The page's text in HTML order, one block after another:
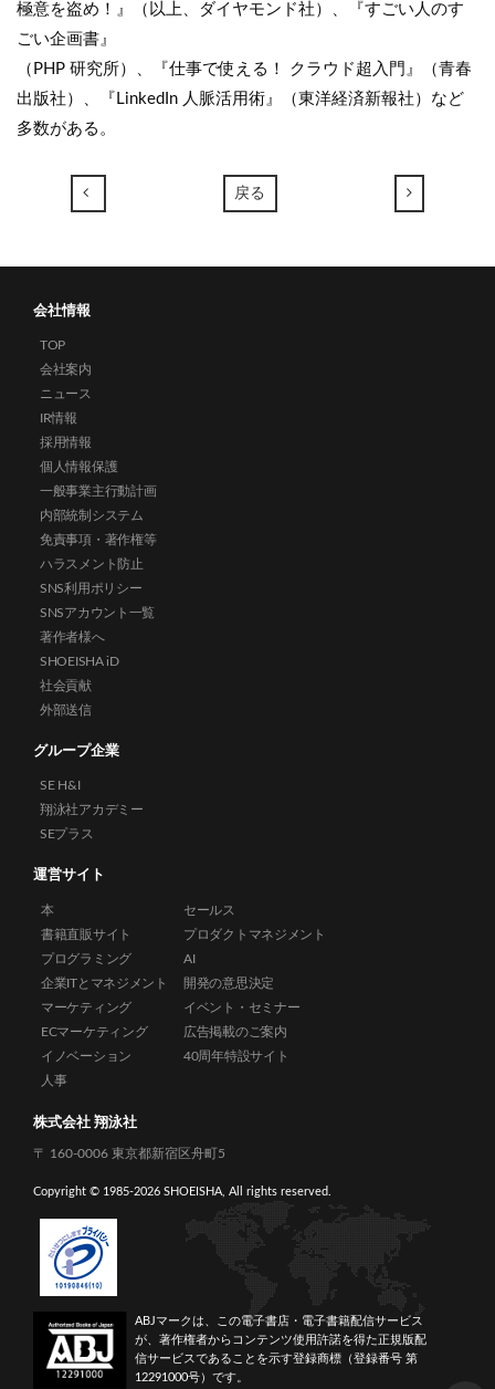
極意を盗め！』（以上、ダイヤモンド社）、『すごい人のす
ごい企画書』
（PHP 研究所）、『仕事で使える！ クラウド超入門』（青春
出版社）、『LinkedIn 人脈活用術』（東洋経済新報社）など
多数がある。
戻る →
会社情報
TOP
会社案内
ニュース
IR情報
採用情報
個人情報保護
一般事業主行動計画
内部統制システム
免責事項・著作権等
ハラスメント防止
SNS利用ポリシー
SNSアカウント一覧
著作者様へ
SHOEISHA iD
社会貢献
外部送信
グループ企業
SE H&I
翔泳社アカデミー
SEプラス
運営サイト
本
書籍直販サイト
プログラミング
企業ITとマネジメント
マーケティング
ECマーケティング
イノベーション
人事
セールス
プロダクトマネジメント
AI
開発の意思決定
イベント・セミナー
広告掲載のご案内
40周年特設サイト
株式会社 翔泳社
〒 160-0006 東京都新宿区舟町5
Copyright © 1985-2026 SHOEISHA, All rights reserved.
ABJマークは、この電子書店・電子書籍配信サービス
が、著作権者からコンテンツ使用許諾を得た正規版配
信サービスであることを示す登録商標（登録番号 第
12291000号）です。